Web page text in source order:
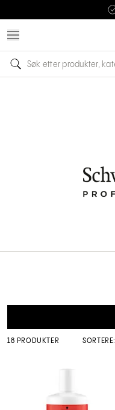
18 PRODUKTER SORTERE: